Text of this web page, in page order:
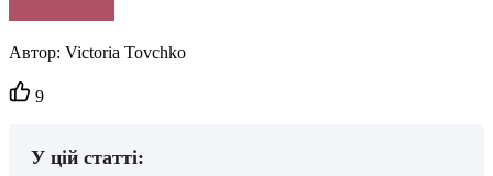
Автор: Victoria Tovchko
Кількість
вподобайок:
9
У цій статті: